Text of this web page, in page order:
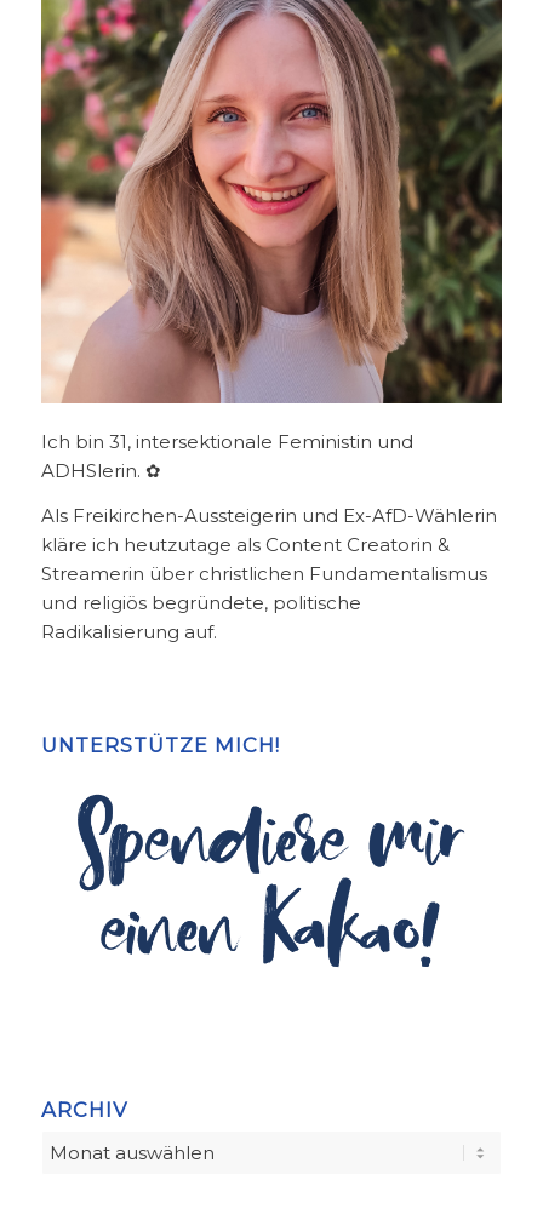
Ich bin 31, intersektionale Feministin und
ADHSlerin. ✿
Als Freikirchen-Aussteigerin und Ex-AfD-Wählerin
kläre ich heutzutage als Content Creatorin &
Streamerin über christlichen Fundamentalismus
und religiös begründete, politische
Radikalisierung auf.
UNTERSTÜTZE MICH!
ARCHIV